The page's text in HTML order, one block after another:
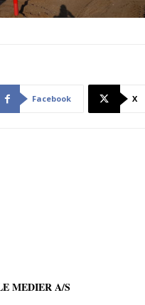
Facebook X
MEDIER A/S